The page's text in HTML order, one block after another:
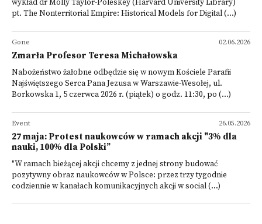
wykład dr Molly Taylor-Poleskey (Harvard University Library)
pt. The Nonterritorial Empire: Historical Models for Digital (...)
02.06.2026
Gone
Zmarła Profesor Teresa Michałowska
Nabożeństwo żałobne odbędzie się w nowym Kościele Parafii
Najświętszego Serca Pana Jezusa w Warszawie-Wesołej, ul.
Borkowska 1, 5 czerwca 2026 r. (piątek) o godz. 11:30, po (...)
26.05.2026
Event
27 maja: Protest naukowców w ramach akcji "3% dla
nauki, 100% dla Polski”
"W ramach bieżącej akcji chcemy z jednej strony budować
pozytywny obraz naukowców w Polsce: przez trzy tygodnie
codziennie w kanałach komunikacyjnych akcji w social (...)